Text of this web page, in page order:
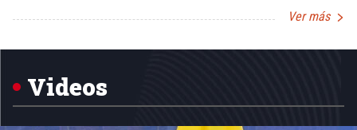
Ver más
Videos